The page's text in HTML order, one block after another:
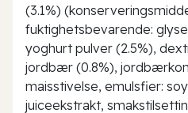
(3.1%)
fuktighetsbevarende:
yoghurt pulver (2.5%),
jordbær (0.8%),
maisstivelse, emulsfier:
juiceekstrakt,